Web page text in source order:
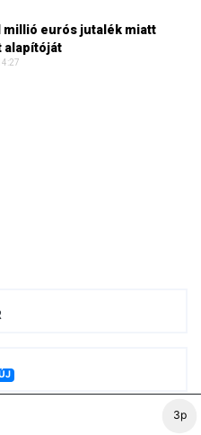
3p
eurós jutalék miatt
alapítóját